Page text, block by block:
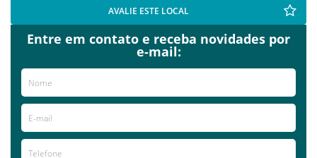
AVALIE ESTE LOCAL
Entre em contato e receba novidades por
e-mail: